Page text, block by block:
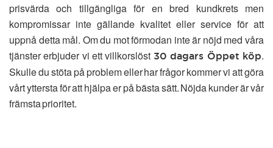
prisvärda och tillgängliga för en bred kundkrets men
kompromissar inte gällande kvalitet eller service för att
uppnå detta mål. Om du mot förmodan inte är nöjd med våra
tjänster erbjuder vi ett villkorslöst 30 dagars Öppet köp.
Skulle du stöta på problem eller har frågor kommer vi att göra
vårt yttersta för att hjälpa er på bästa sätt. Nöjda kunder är vår
främsta prioritet.